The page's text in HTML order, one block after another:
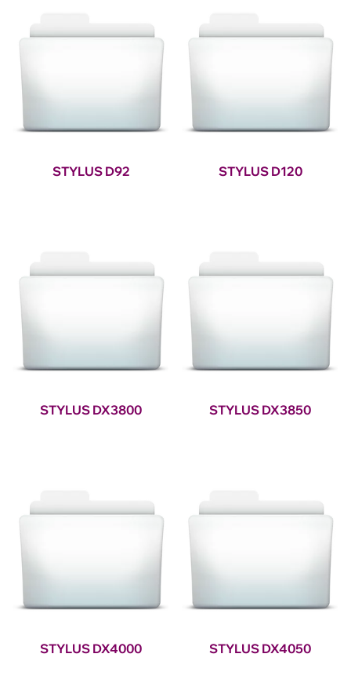
STYLUS D92 STYLUS D120
STYLUS DX3800 STYLUS DX3850
STYLUS DX4000 STYLUS DX4050